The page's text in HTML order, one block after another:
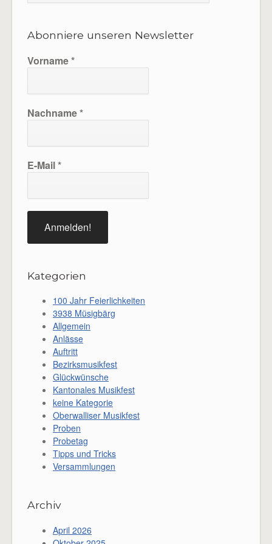
Abonniere unseren Newsletter
Vorname*
Nachname*
E-Mail*
Kategorien
100 Jahr Feierlichkeiten
3938 Müsigbärg
Allgemein
Anlässe
Auftritt
Bezirksmusikfest
Glückwünsche
Kantonales Musikfest
keine Kategorie
Oberwalliser Musikfest
Proben
Probetag
Tipps und Tricks
Versammlungen
Archiv
April 2026